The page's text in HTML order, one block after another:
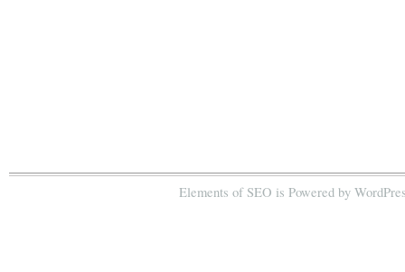
Elements of SEO is Powered by